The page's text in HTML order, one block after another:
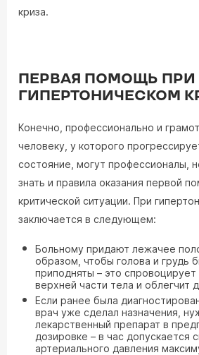
криза.
ПЕРВАЯ ПОМОЩЬ ПРИ
ГИПЕРТОНИЧЕСКОМ
Конечно, профессионально и
человеку, у которого
состояние, могут профессионалы,
знать и правила оказания первой
критической ситуации. При
заключается в следующем:
Больному придают лежачее
образом, чтобы голова и грудь
приподняты – это спровоцирует
верхней части тела и облегчит
Если ранее была
врач уже сделал назначения,
лекарственный препарат в
дозировке – в час допускается
артериального давления